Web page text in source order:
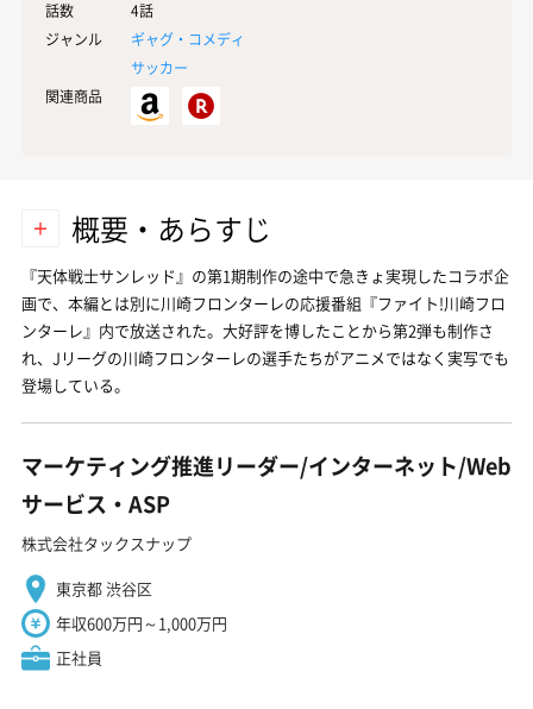
話数
4話
ジャンル
ギャグ・コメディ
サッカー
関連商品
概要・あらすじ
『天体戦士サンレッド』の第1期制作の途中で急きょ実現したコラボ企
画で、本編とは別に川崎フロンターレの応援番組『ファイト!川崎フロ
ンターレ』内で放送された。大好評を博したことから第2弾も制作さ
れ、Jリーグの川崎フロンターレの選手たちがアニメではなく実写でも
登場している。
マーケティング推進リーダー/インターネット/Web
サービス・ASP
株式会社タックスナップ
東京都 渋谷区
年収600万円～1,000万円
正社員